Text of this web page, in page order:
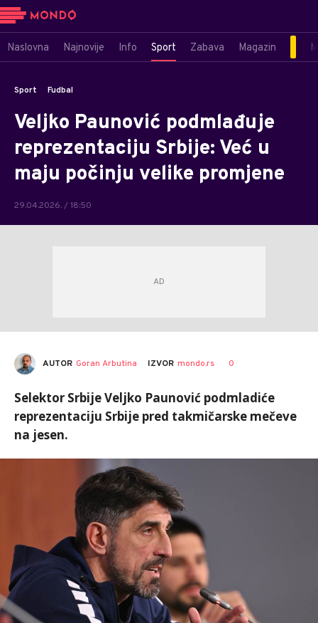
Naslovna Najnovije Info Sport Zabava Magazin
Sport Fudbal
Veljko Paunović podmlađuje
reprezentaciju Srbije: Već u
maju počinju velike promjene
29.04.2026. / 18:50
AUTOR Goran Arbutina IZVOR mondo.rs 0
Selektor Srbije Veljko Paunović podmladiće
reprezentaciju Srbije pred takmičarske mečeve
na jesen.